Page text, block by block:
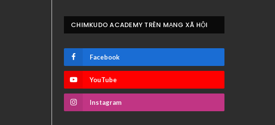
CHIMKUDO ACADEMY TRÊN MẠNG XÃ HỘI
Facebook
YouTube
Instagram